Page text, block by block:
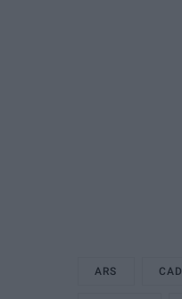
ARS